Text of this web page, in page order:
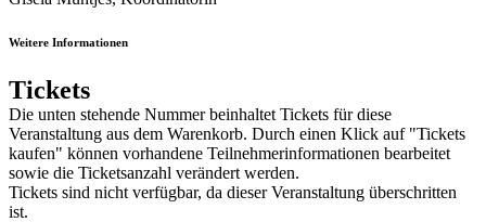
Weitere Informationen
Tickets
Die unten stehende Nummer beinhaltet Tickets für diese
Veranstaltung aus dem Warenkorb. Durch einen Klick auf "Tickets
kaufen" können vorhandene Teilnehmerinformationen bearbeitet
sowie die Ticketsanzahl verändert werden.
Tickets sind nicht verfügbar, da dieser Veranstaltung überschritten
ist.